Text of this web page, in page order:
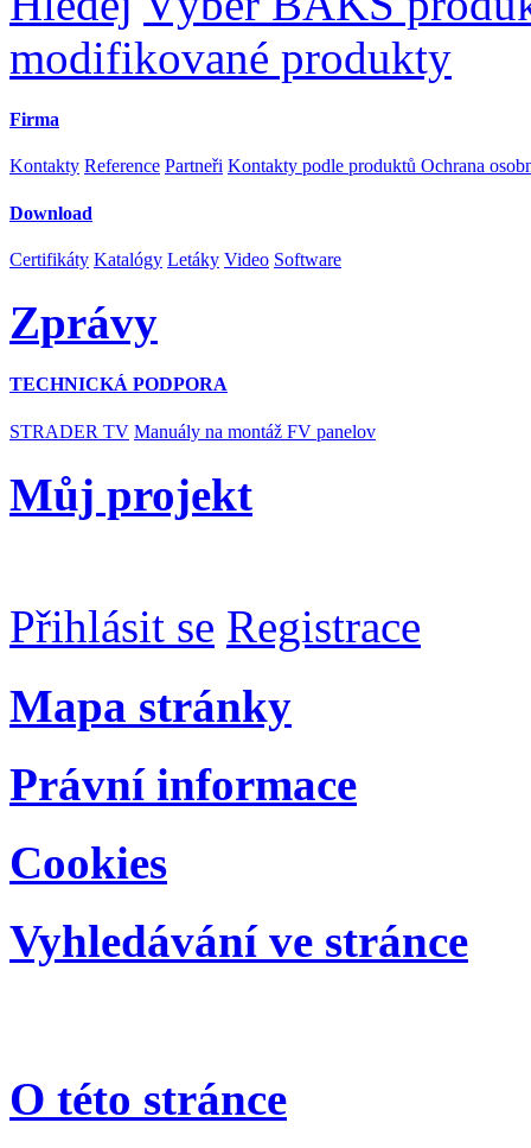
modifikované produkty
Firma
Kontakty Reference Partneři Kontakty podle produktů Ochrana
Download
Certifikáty Katalógy Letáky Video Software
Zprávy
TECHNICKÁ PODPORA
STRADER TV Manuály na montáž FV panelov
Můj projekt
Přihlásit se Registrace
Mapa stránky
Právní informace
Cookies
Vyhledávání ve stránce
O této stránce